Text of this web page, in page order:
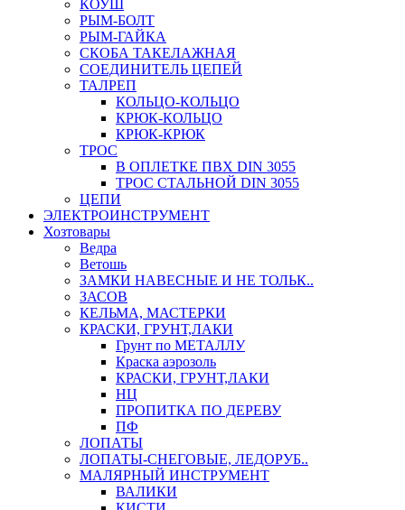
КОУШ
РЫМ-БОЛТ
РЫМ-ГАЙКА
СКОБА ТАКЕЛАЖНАЯ
СОЕДИНИТЕЛЬ ЦЕПЕЙ
ТАЛРЕП
КОЛЬЦО-КОЛЬЦО
КРЮК-КОЛЬЦО
КРЮК-КРЮК
ТРОС
В ОПЛЕТКЕ ПВХ DIN 3055
ТРОС СТАЛЬНОЙ DIN 3055
ЦЕПИ
ЭЛЕКТРОИНСТРУМЕНТ
Хозтовары
Ведра
Ветошь
ЗАМКИ НАВЕСНЫЕ И НЕ ТОЛЬК..
ЗАСОВ
КЕЛЬМА, МАСТЕРКИ
КРАСКИ, ГРУНТ,ЛАКИ
Грунт по МЕТАЛЛУ
Краска аэрозоль
КРАСКИ, ГРУНТ,ЛАКИ
НЦ
ПРОПИТКА ПО ДЕРЕВУ
ПФ
ЛОПАТЫ
ЛОПАТЫ-СНЕГОВЫЕ, ЛЕДОРУБ..
МАЛЯРНЫЙ ИНСТРУМЕНТ
ВАЛИКИ